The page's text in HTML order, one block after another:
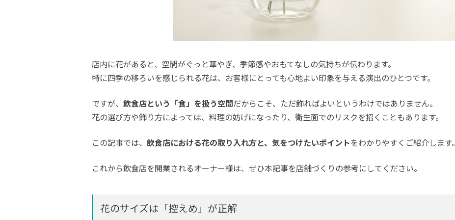
店内に花があると、空間がぐっと華やぎ、季節感やおもてなしの気持ちが伝わります。
特に四季の移ろいを感じられる花は、お客様にとっても心地よい印象を与える演出のひとつです。
ですが、 飲食店という「食」を扱う空間だからこそ、ただ飾ればよいというわけではありません。
花の選び方や飾り方によっては、料理の妨げになったり、衛生面でのリスクを招くこともあります。
この記事では、 飲食店における花の取り入れ方と、気をつけたいポイントをわかりやすくご紹介します。
これから飲食店を開業されるオーナー様は、ぜひ本記事を店舗づくりの参考にしてください。
花のサイズは「控えめ」が正解